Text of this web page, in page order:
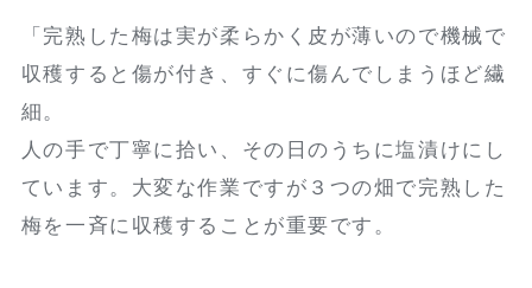
「完熟した梅は実が柔らかく皮が薄いので機械で
収穫すると傷が付き、すぐに傷んでしまうほど繊
細。
人の手で丁寧に拾い、その日のうちに塩漬けにし
ています。大変な作業ですが３つの畑で完熟した
梅を一斉に収穫することが重要です。